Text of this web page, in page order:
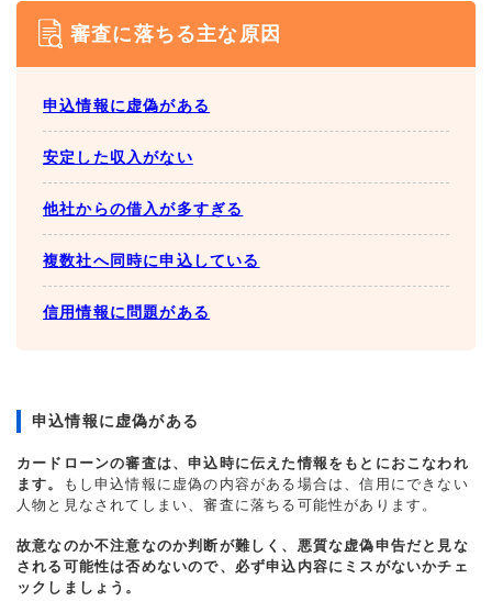
審査に落ちる主な原因
申込情報に虚偽がある
安定した収入がない
他社からの借入が多すぎる
複数社へ同時に申込している
信用情報に問題がある
申込情報に虚偽がある
カードローンの審査は、申込時に伝えた情報をもとにおこなわれ
ます。
もし申込情報に虚偽の内容がある場合は、信用にできない
人物と見なされてしまい、審査に落ちる可能性があります。
故意なのか不注意なのか判断が難しく、悪質な虚偽申告だと見な
される可能性は否めないので、必ず申込内容にミスがないかチェ
ックしましょう。